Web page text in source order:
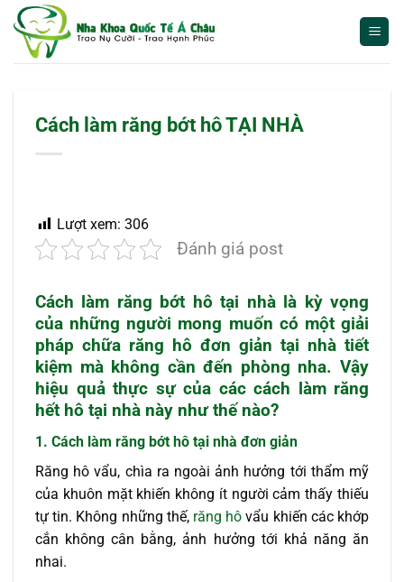
qua
Cách làm răng bớt hô TẠI NHÀ
Lượt xem: 306
Đánh giá post
Cách làm răng bớt hô tại nhà là kỳ vọng
của những người mong muốn có một giải
pháp chữa răng hô đơn giản tại nhà tiết
kiệm mà không cần đến phòng nha. Vậy
hiệu quả thực sự của các cách làm răng
hết hô tại nhà này như thế nào?
1. Cách làm răng bớt hô tại nhà đơn giản
Răng hô vẩu, chìa ra ngoài ảnh hưởng tới thẩm mỹ
của khuôn mặt khiến không ít người cảm thấy thiếu
tự tin. Không những thế, răng hô vẩu khiến các khớp
cắn không cân bằng, ảnh hưởng tới khả năng ăn
nhai.